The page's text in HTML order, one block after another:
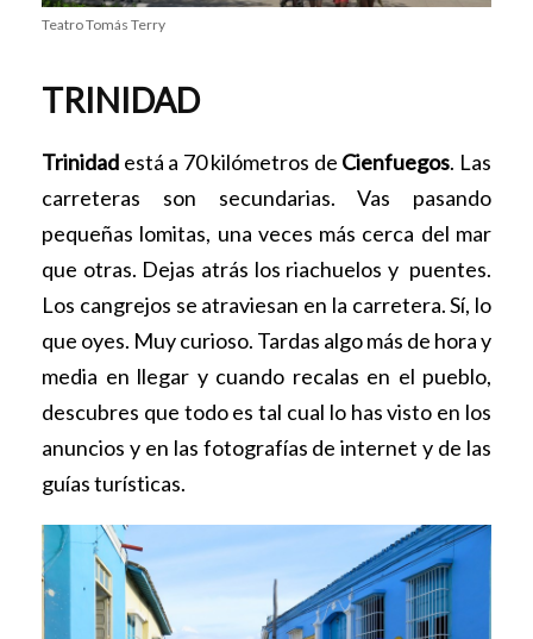
Teatro Tomás Terry
TRINIDAD
Trinidad está a 70 kilómetros de Cienfuegos. Las
carreteras son secundarias. Vas pasando
pequeñas lomitas, una veces más cerca del mar
que otras. Dejas atrás los riachuelos y puentes.
Los cangrejos se atraviesan en la carretera. Sí, lo
que oyes. Muy curioso. Tardas algo más de hora y
media en llegar y cuando recalas en el pueblo,
descubres que todo es tal cual lo has visto en los
anuncios y en las fotografías de internet y de las
guías turísticas.